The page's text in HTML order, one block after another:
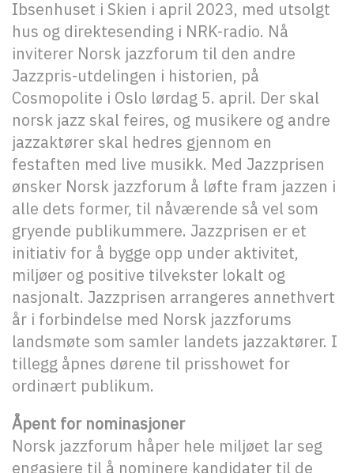
Ibsenhuset i Skien i april 2023, med utsolgt
hus og direktesending i NRK-radio. Nå
inviterer Norsk jazzforum til den andre
Jazzpris-utdelingen i historien, på
Cosmopolite i Oslo lørdag 5. april. Der skal
norsk jazz skal feires, og musikere og andre
jazzaktører skal hedres gjennom en
festaften med live musikk. Med Jazzprisen
ønsker Norsk jazzforum å løfte fram jazzen i
alle dets former, til nåværende så vel som
gryende publikummere. Jazzprisen er et
initiativ for å bygge opp under aktivitet,
miljøer og positive tilvekster lokalt og
nasjonalt. Jazzprisen arrangeres annethvert
år i forbindelse med Norsk jazzforums
landsmøte som samler landets jazzaktører. I
tillegg åpnes dørene til prisshowet for
ordinært publikum.
Åpent for nominasjoner
Norsk jazzforum håper hele miljøet lar seg
engasjere til å nominere kandidater til de